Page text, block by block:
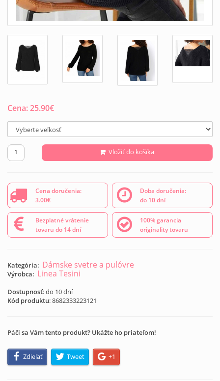
Cena:25.90€
Vložiť do košíka
Cena doručenia:
3.00€
Doba doručenia:
do 10 dní
Bezplatné vrátenie
tovaru do 14 dní
100% garancia
originality tovaru
Kategória: Dámske svetre a pulóvre
Výrobca: Linea Tesini
Dostupnosť: do 10 dní
Kód produktu:8682333223121
Páči sa Vám tento produkt? Ukážte ho priateľom!
Zdieľať Tweet +1